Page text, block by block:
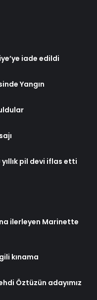
iade edildi
Yangın
pil devi iflas etti
ilerleyen Marinette
kınama
Öztüzün adayımız